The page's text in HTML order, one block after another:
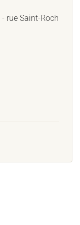
- rue Saint-Roch